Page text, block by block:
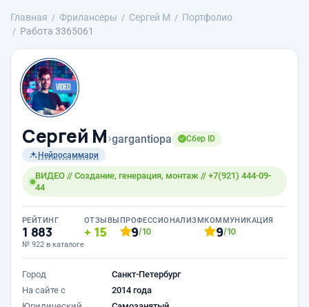
Главная Фрилансеры Сергей М
Портфолио
Работа 3365061
Сергей М›gargantiopa
Сбер ID
Нейросаммари
ВИДЕО // Создание, генерация, монтаж // +7(921) 444-09-
44
РЕЙТИНГ
1 883
№ 922 в каталоге
ОТЗЫВЫ
15
ПРОФЕССИОНАЛИЗМ
9/10
КОММУНИКАЦИЯ
9/10
Город
Санкт-Петербург
На сайте с
2014 года